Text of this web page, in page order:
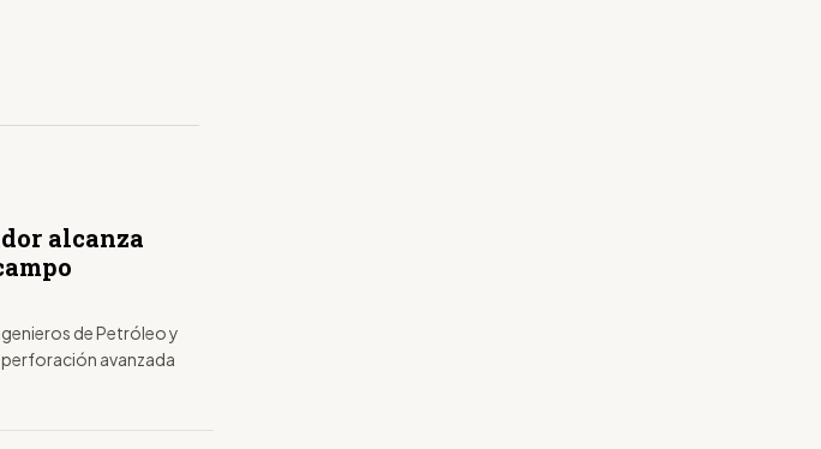
alcanza
de Petróleo y
avanzada